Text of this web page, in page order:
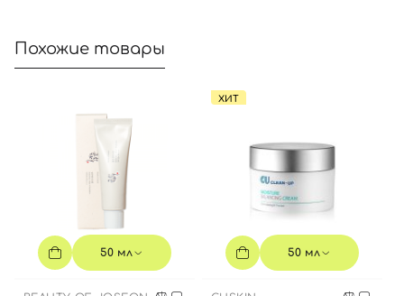
Похожие товары
50 мл
ХИТ
50 мл